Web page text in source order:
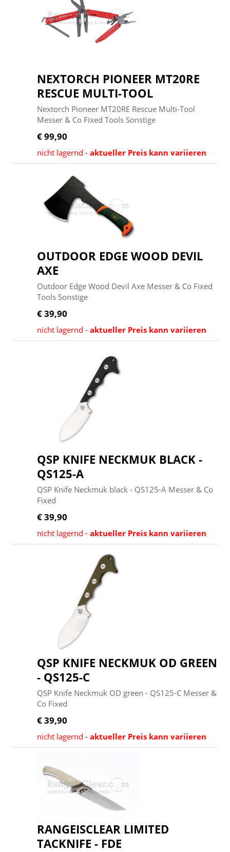
NEXTORCH PIONEER MT20RE
RESCUE MULTI-TOOL
Nextorch Pioneer MT20RE Rescue Multi-Tool
Messer & Co Fixed Tools Sonstige
€ 99,90
nicht lagernd -aktueller Preis kann variieren
OUTDOOR EDGE WOOD DEVIL
AXE
Outdoor Edge Wood Devil Axe Messer & Co Fixed
Tools Sonstige
€ 39,90
nicht lagernd -aktueller Preis kann variieren
QSP KNIFE NECKMUK BLACK -
QS125-A
QSP Knife Neckmuk black - QS125-A Messer & Co
Fixed
€ 39,90
nicht lagernd -aktueller Preis kann variieren
QSP KNIFE NECKMUK OD GREEN
- QS125-C
QSP Knife Neckmuk OD green - QS125-C Messer &
Co Fixed
€ 39,90
nicht lagernd -aktueller Preis kann variieren
RANGEISCLEAR LIMITED
TACKNIFE - FDE